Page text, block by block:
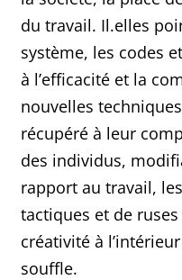
du travail. Il.elles
système, les codes
à l’efficacité et la
nouvelles
récupéré à leur
des individus,
rapport au travail,
tactiques et de
créativité à
souffle.